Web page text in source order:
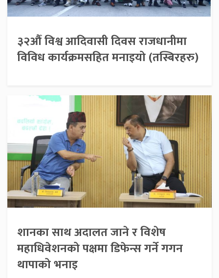
३२औँ विश्व आदिवासी दिवस राजधानीमा
विविध कार्यक्रमसहित मनाइयो (तस्बिरहरु)
शानका साथ अदालत जाने र विशेष
महाधिवेशनको पक्षमा डिफेन्स गर्ने गगन
थापाको भनाइ